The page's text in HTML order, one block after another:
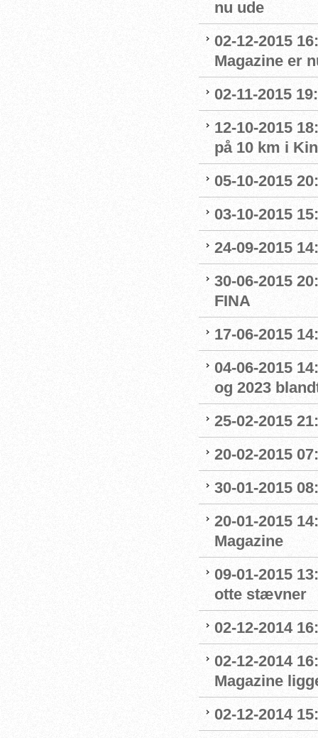
nu ude
02-12-2015
Magazine er
02-11-2015
12-10-2015
på 10 km i
05-10-2015
03-10-2015
24-09-2015
30-06-2015
FINA
17-06-2015
04-06-2015
og 2023
25-02-2015
20-02-2015
30-01-2015
20-01-2015
Magazine
09-01-2015
otte stævner
02-12-2014
02-12-2014
Magazine
02-12-2014